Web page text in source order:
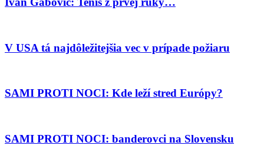
V USA tá najdôležitejšia vec v prípade požiaru
SAMI PROTI NOCI: Kde leží stred Európy?
SAMI PROTI NOCI: banderovci na Slovensku